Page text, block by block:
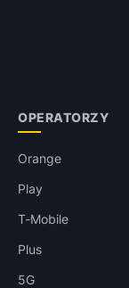
OPERATORZY
Orange
Play
T-Mobile
Plus
5G